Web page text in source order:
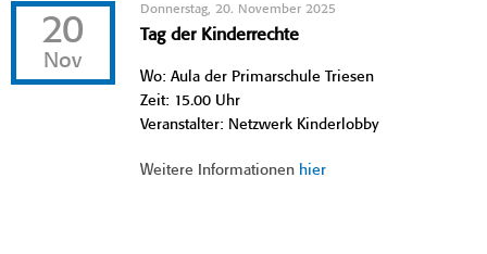
20
Nov
Donnerstag, 20. November 2025
Tag der Kinderrechte
Wo: Aula der Primarschule Triesen
Zeit: 15.00 Uhr
Veranstalter: Netzwerk Kinderlobby
Weitere Informationen hier